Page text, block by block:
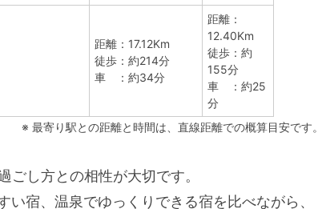
距離：17.12Km
徒歩：約214分
車 ：約34分
距離：
12.40Km
徒歩：約
155分
車 ：約25
分
※ 最寄り駅との距離と時間は、直線距離での概算目安です。
ごし方との相性が大切です。
宿、温泉でゆっくりできる宿を比べながら、